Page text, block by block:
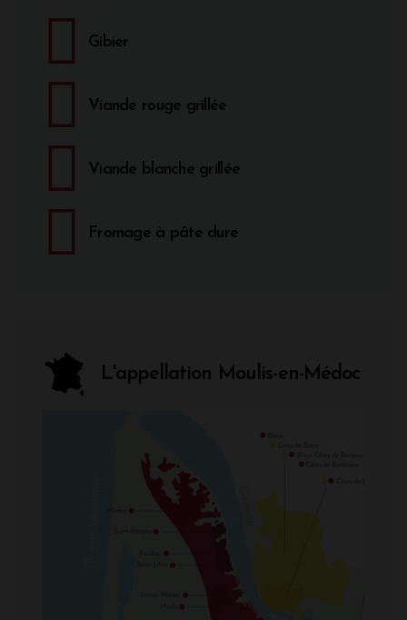
Gibier
Viande rouge grillée
Viande blanche grillée
Fromage à pâte dure
L'appellation Moulis-en-Médoc